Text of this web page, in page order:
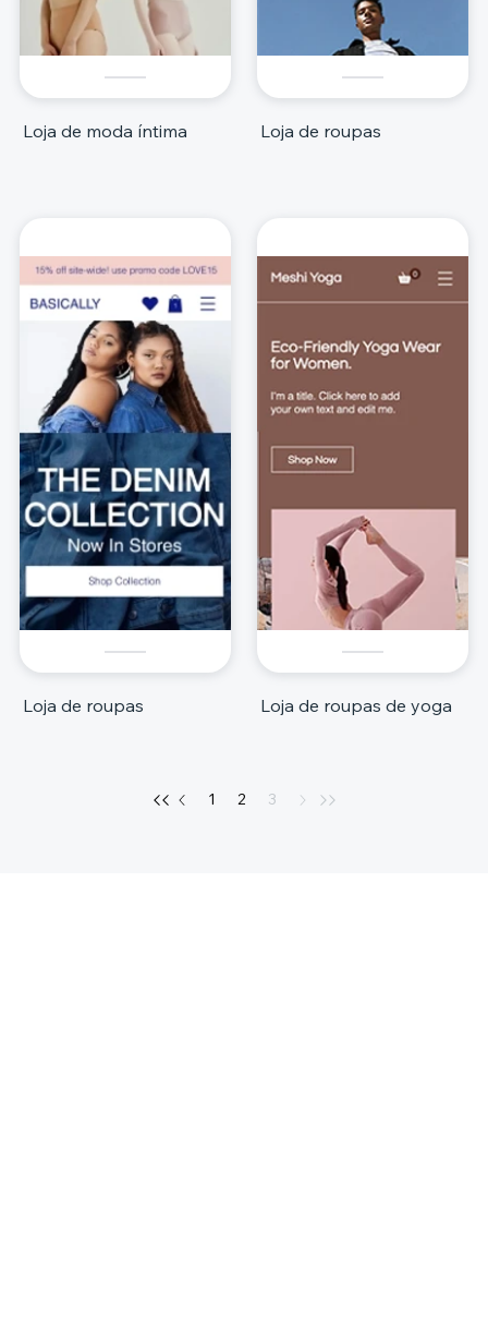
Loja de moda íntima Loja de roupas
Loja de roupas Loja de roupas de yoga
1 2 3